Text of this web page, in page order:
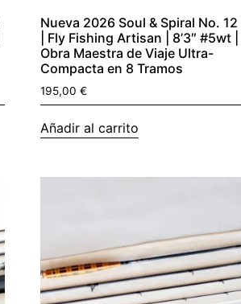
Nueva 2026 Soul & Spiral No. 12
| Fly Fishing Artisan | 8’3″ #5wt |
Obra Maestra de Viaje Ultra-
Compacta en 8 Tramos
195,00 €
Añadir al carrito